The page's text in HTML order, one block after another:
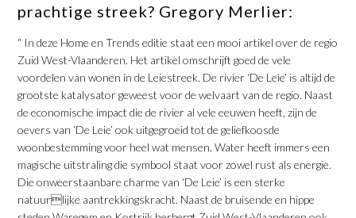
prachtige streek? Gregory Merlier:
“ In deze Home en Trends editie staat een mooi artikel over de regio
Zuid West-Vlaanderen. Het artikel omschrijft goed de vele
voordelen van wonen in de Leiestreek. De rivier ‘De Leie’ is altijd de
grootste katalysator geweest voor de welvaart van de regio. Naast
de economische impact die de rivier al vele eeuwen heeft, zijn de
oevers van ‘De Leie’ ook uitgegroeid tot de geliefkoosde
woonbestemming voor heel wat mensen. Water heeft immers een
magische uitstraling die symbool staat voor zowel rust als energie.
Die onweerstaanbare charme van ‘De Leie’ is een sterke
natuurlijke aantrekkingskracht. Naast de bruisende en hippe